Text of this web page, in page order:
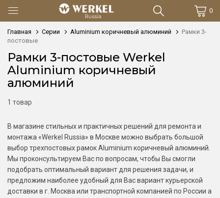
0
Главная Серии Aluminium коричневый алюминий
Рамки 3-
постовые
Рамки 3-постовые Werkel
Aluminium коричневый
алюминий
1 товар
В магазине стильных и практичных решений для ремонта и
монтажа «Werkel Russia» в Москве можно выбрать большой
выбор трехпостовых рамок Aluminium коричневый алюминий.
Мы проконсультируем Вас по вопросам, чтобы Вы смогли
подобрать оптимальный вариант для решения задачи, и
предложим наиболее удобный для Вас вариант курьерской
доставки в г. Москва или транспортной компанией по России а